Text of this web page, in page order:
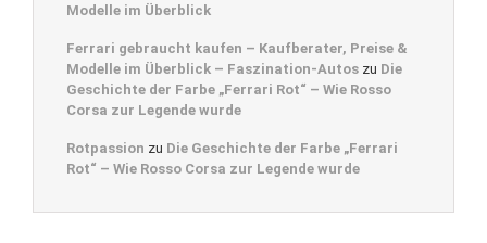
Modelle im Überblick
Ferrari gebraucht kaufen – Kaufberater, Preise &
Modelle im Überblick – Faszination-Autos zu Die
Geschichte der Farbe „Ferrari Rot“ – Wie Rosso
Corsa zur Legende wurde
Rotpassion zu Die Geschichte der Farbe „Ferrari
Rot“ – Wie Rosso Corsa zur Legende wurde